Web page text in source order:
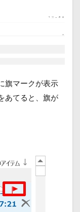
旗マークが表示
あてると、旗が